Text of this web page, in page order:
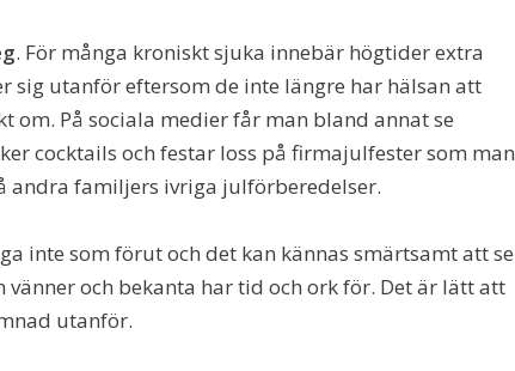
. För många kroniskt sjuka innebär högtider extra
sig utanför eftersom de inte längre har hälsan att
om. På sociala medier får man bland annat se
cocktails och festar loss på firmajulfester som man
andra familjers ivriga julförberedelser.
inte som förut och det kan kännas smärtsamt att se
och bekanta har tid och ork för. Det är lätt att
utanför.